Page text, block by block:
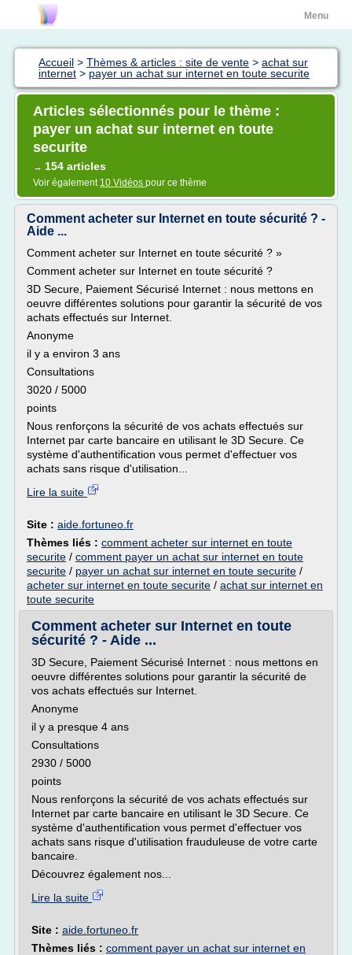
Menu
Accueil > Thèmes & articles : site de vente > achat sur
internet > payer un achat sur internet en toute securite
Articles sélectionnés pour le thème :
payer un achat sur internet en toute
securite
→ 154 articles
Voir également 10 Vidéos pour ce thème
Comment acheter sur Internet en toute sécurité ? -
Aide ...
Comment acheter sur Internet en toute sécurité ? »
Comment acheter sur Internet en toute sécurité ?
3D Secure, Paiement Sécurisé Internet : nous mettons en
oeuvre différentes solutions pour garantir la sécurité de vos
achats effectués sur Internet.
Anonyme
il y a environ 3 ans
Consultations
3020 / 5000
points
Nous renforçons la sécurité de vos achats effectués sur
Internet par carte bancaire en utilisant le 3D Secure. Ce
système d'authentification vous permet d'effectuer vos
achats sans risque d'utilisation...
Lire la suite
Site : aide.fortuneo.fr
Thèmes liés : comment acheter sur internet en toute
securite / comment payer un achat sur internet en toute
securite / payer un achat sur internet en toute securite /
acheter sur internet en toute securite / achat sur internet en
toute securite
Comment acheter sur Internet en toute
sécurité ? - Aide ...
3D Secure, Paiement Sécurisé Internet : nous mettons en
oeuvre différentes solutions pour garantir la sécurité de
vos achats effectués sur Internet.
Anonyme
il y a presque 4 ans
Consultations
2930 / 5000
points
Nous renforçons la sécurité de vos achats effectués sur
Internet par carte bancaire en utilisant le 3D Secure. Ce
système d'authentification vous permet d'effectuer vos
achats sans risque d'utilisation frauduleuse de votre carte
bancaire.
Découvrez également nos...
Lire la suite
Site : aide.fortuneo.fr
Thèmes liés : comment payer un achat sur internet en